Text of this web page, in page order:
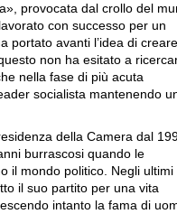
provocata dal crollo del
con successo per un
portato avanti l’idea di
non ha esitato a
nella fase di più acuta
socialista mantenendo
della Camera dal
burrascosi quando le
il mondo politico. Negli ultimi
il suo partito per una vita
intanto la fama di